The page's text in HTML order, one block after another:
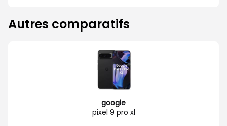
Autres comparatifs
google
pixel 9 pro xl